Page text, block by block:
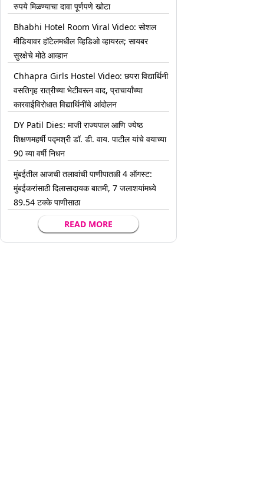
रुपये मिळण्याचा दावा पूर्णपणे खोटा
Bhabhi Hotel Room Viral Video: सोशल
मीडियावर हॉटेलमधील व्हिडिओ व्हायरल; सायबर
सुरक्षेचे मोठे आव्हान
Chhapra Girls Hostel Video: छपरा विद्यार्थिनी
वसतिगृह रात्रीच्या भेटीवरून वाद, प्राचार्यांच्या
कारवाईविरोधात विद्यार्थिनींचे आंदोलन
DY Patil Dies: माजी राज्यपाल आणि ज्येष्ठ
शिक्षणमहर्षी पद्मश्री डॉ. डी. वाय. पाटील यांचे वयाच्या
90 व्या वर्षी निधन
मुंबईतील आजची तलावांची पाणीपातळी 4 ऑगस्ट:
मुंबईकरांसाठी दिलासादायक बातमी, 7 जलाशयांमध्ये
89.54 टक्के पाणीसाठा
READ MORE